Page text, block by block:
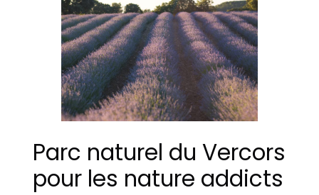
Parc naturel du Vercors
pour les nature addicts